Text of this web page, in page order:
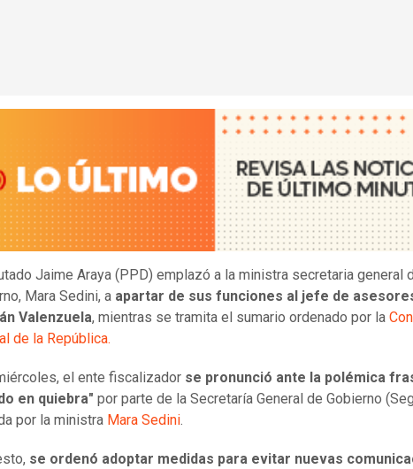
Jaime Araya (PPD) emplazó a la ministra secretaria general
Mara Sedini, a apartar de sus funciones al jefe de
Valenzuela, mientras se tramita el sumario ordenado por la
de la República.
el ente fiscalizador se pronunció ante la polémica
en quiebra" por parte de la Secretaría General de Gobierno
por la ministra Mara Sedini.
se ordenó adoptar medidas para evitar nuevas